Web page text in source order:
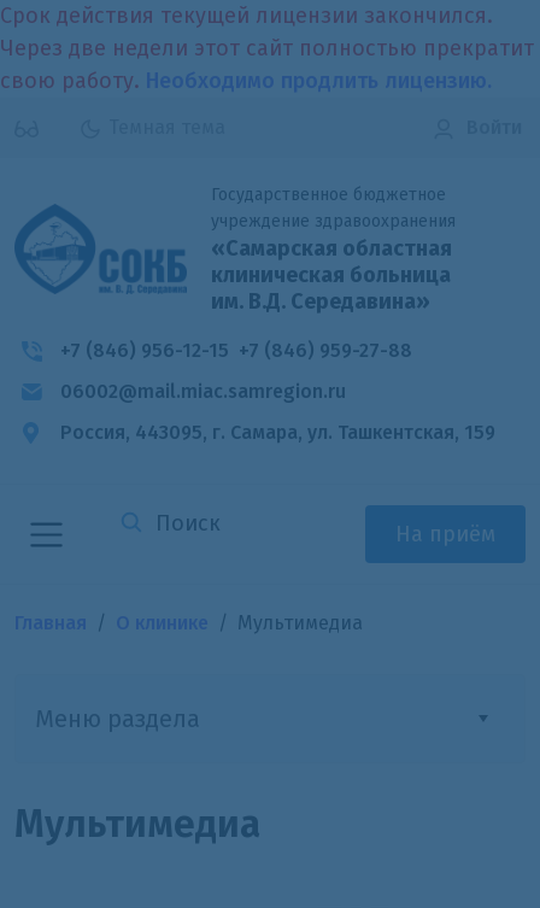
Срок действия текущей лицензии закончился.
Через две недели этот сайт полностью прекратит
свою работу.
Государственное бюджетное
учреждение здравоохранения
«Самарская областная
клиническая больница
им. В.Д. Середавина»
+7 (846) 956-12-15 +7 (846) 959-27-88
06002@mail.miac.samregion.ru
Россия, 443095, г. Самара, ул. Ташкентская, 159
На приём
Мультимедиа
Меню раздела
Мультимедиа